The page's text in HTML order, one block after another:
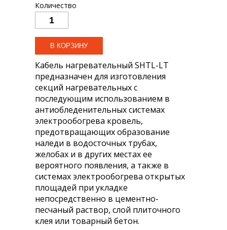
Количество
Кабель нагревательный SHTL-LT
предназначен для изготовления
секций нагревательных с
последующим использованием в
антиобледенительных системах
электрообогрева кровель,
предотвращающих образование
наледи в водосточных трубах,
желобах и в других местах ее
вероятного появления, а также в
системах электрообогрева открытых
площадей при укладке
непосредственно в цементно-
песчаный раствор, слой плиточного
клея или товарный бетон.